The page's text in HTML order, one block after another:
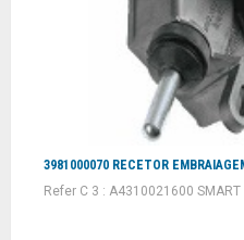
3981000070 RECETOR
Refer C 3 : A4310021600 SMART